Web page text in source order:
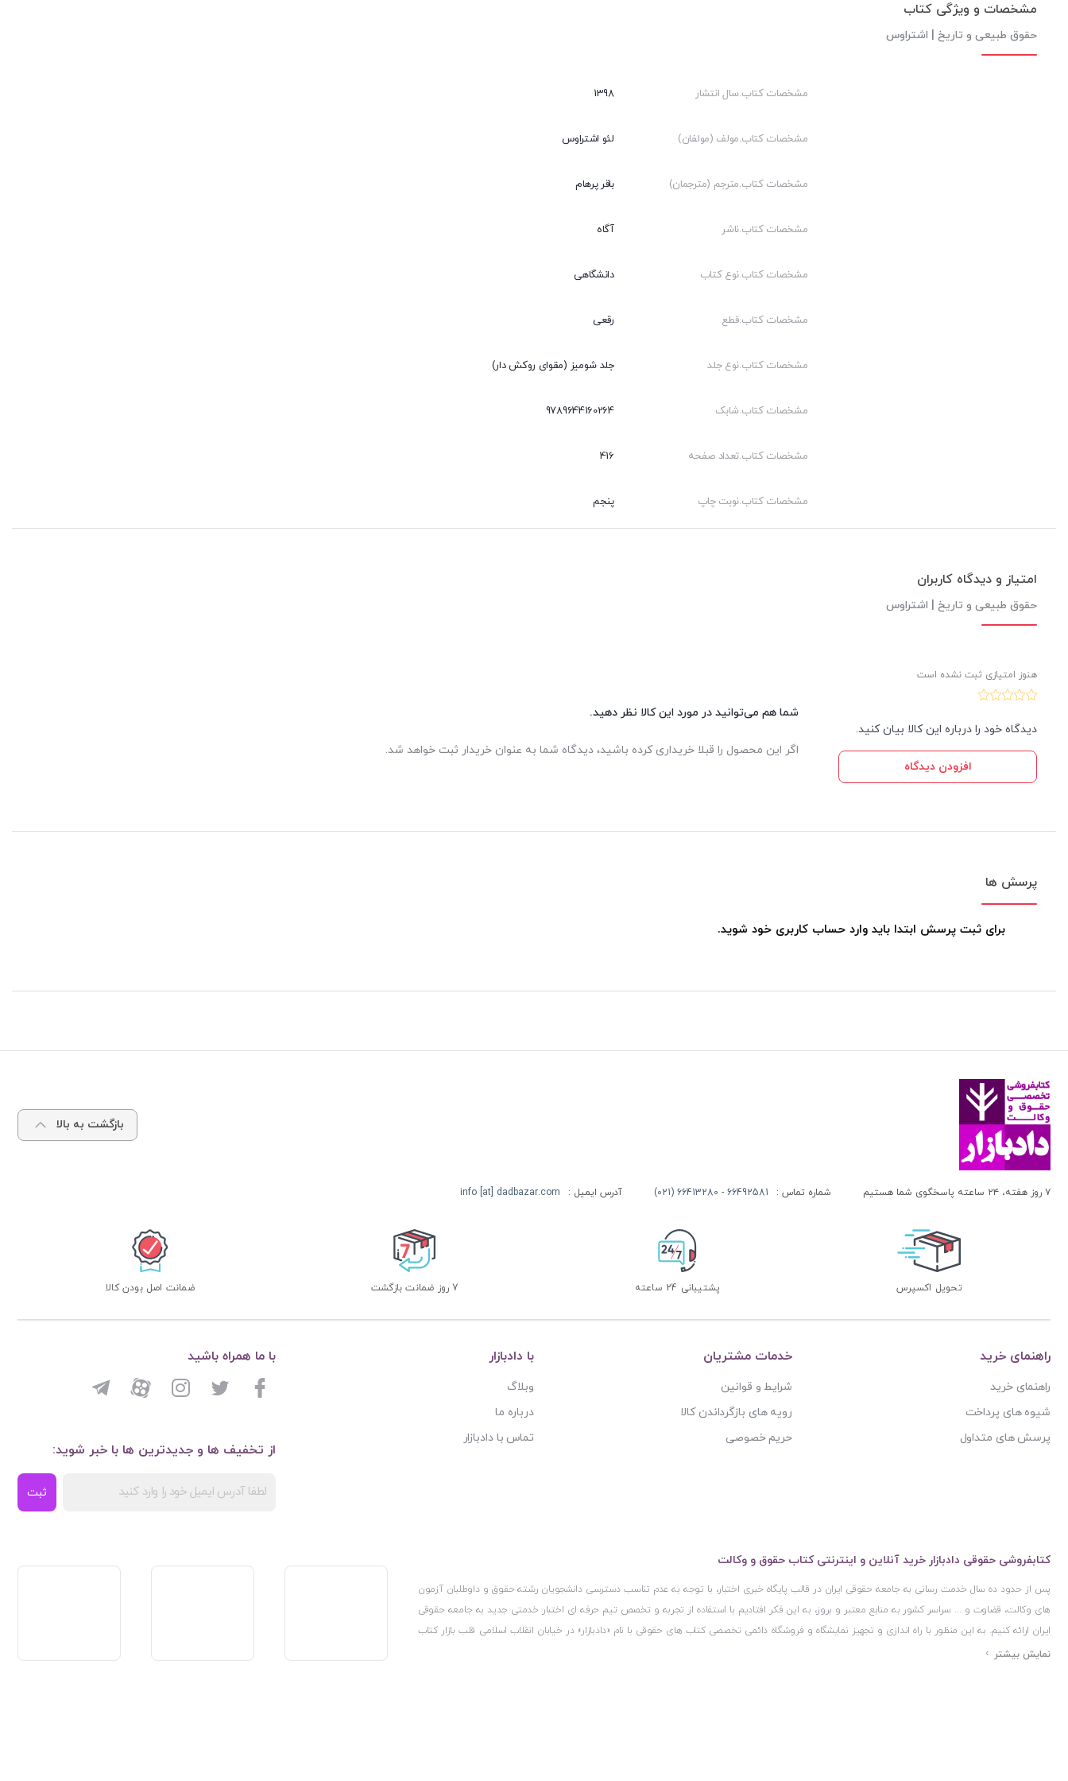
مشخصات و ویژگی کتاب
حقوق طبیعی و تاریخ | اشتراوس
مشخصات کتاب.سال انتشار 1398
مشخصات کتاب.مولف (مولفان) لئو اشتراوس
مشخصات کتاب.مترجم (مترجمان) باقر پرهام
مشخصات کتاب.ناشر آگاه
مشخصات کتاب.نوع کتاب دانشگاهی
مشخصات کتاب.قطع رقعی
مشخصات کتاب.نوع جلد جلد شومیز (مقوای روکش دار)
مشخصات کتاب.شابک 9789644160264
مشخصات کتاب.تعداد صفحه 416
مشخصات کتاب.نوبت چاپ پنجم
امتیاز و دیدگاه کاربران
حقوق طبیعی و تاریخ | اشتراوس
هنوز امتیازی ثبت نشده است
دیدگاه خود را درباره این کالا بیان کنید.
افزودن دیدگاه
شما هم می‌توانید در مورد این کالا نظر دهید.
اگر این محصول را قبلا خریداری کرده باشید، دیدگاه شما به عنوان خریدار ثبت خواهد شد.
پرسش ها
برای ثبت پرسش ابتدا باید وارد حساب کاربری خود شوید.
بازگشت به بالا
۷ روز هفته، ۲۴ ساعته پاسخگوی شما هستیم شماره تماس : 66492581 - 66413280 (021) آدرس ایمیل : info [at] dadbazar.com
تحویل اکسپرس پشتیبانی 24 ساعته 7 روز ضمانت بازگشت ضمانت اصل بودن کالا
راهنمای خرید
راهنمای خرید
شیوه های پرداخت
پرسش های متداول
خدمات مشتریان
شرایط و قوانین
رویه های بازگرداندن کالا
حریم خصوصی
با دادبازار
وبلاگ
درباره ما
تماس با دادبازار
از تخفیف ها و جدیدترین ها با خبر شوید:
ثبت
با ما همراه باشید
کتابفروشی حقوقی دادبازار خرید آنلاین و اینترنتی کتاب حقوق و وکالت
پس از حدود ده سال خدمت رسانی به جامعه حقوقی ایران در قالب پایگاه خبری اختبار، با توجه به عدم تناسب دسترسی دانشجویان رشته حقوق و داوطلبان آزمون
های وکالت، قضاوت و ... سراسر کشور به منابع معتبر و بروز، به این فکر افتادیم با استفاده از تجربه و تخصص تیم حرفه ای اختبار خدمتی جدید به جامعه حقوقی
ایران ارائه کنیم. به این منظور با راه اندازی و تجهیز نمایشگاه و فروشگاه دائمی تخصصی کتاب های حقوقی با نام «دادبازار» در خیابان انقلاب اسلامی قلب بازار کتاب
ایران و اخذ مجوزهای قانونی از جمله نماد اعتماد الکترونیک از مرکز توسعه تجارت الکترونیکی وزارت صنعت، معدن و تجارت، نشان ملی ثبت رسانه های دیجیتال از